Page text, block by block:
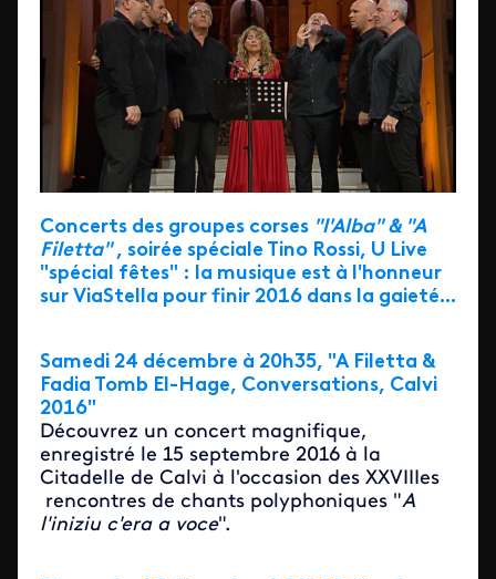
Concerts des groupes corses "l'Alba" & "A
Filetta", soirée spéciale Tino Rossi, U Live
"spécial fêtes" : la musique est à l'honneur
sur ViaStella pour finir 2016 dans la gaieté...
Samedi 24 décembre à 20h35, "A Filetta &
Fadia Tomb El-Hage, Conversations, Calvi
2016"
Découvrez un concert magnifique,
enregistré le 15 septembre 2016 à la
Citadelle de Calvi à l'occasion des XXVIIIes
rencontres de chants polyphoniques "A
l'iniziu c'era a voce".